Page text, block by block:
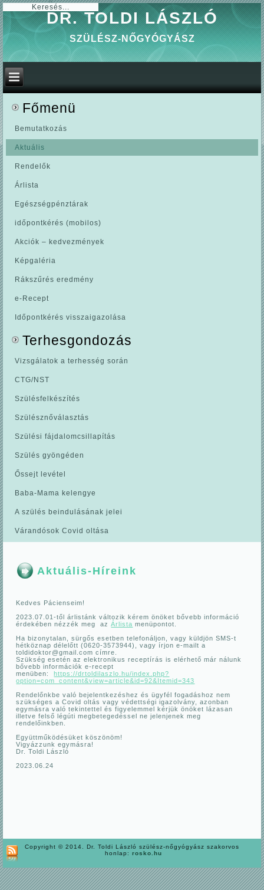
0
DR. TOLDI LÁSZLÓ
SZÜLÉSZ-NŐGYÓGYÁSZ
Főmenü
Bemutatkozás
Aktuális
Rendelők
Árlista
Egészségpénztárak
időpontkérés (mobilos)
Akciók – kedvezmények
Képgaléria
Rákszűrés eredmény
e-Recept
Időpontkérés visszaigazolása
Terhesgondozás
Vizsgálatok a terhesség során
CTG/NST
Szülésfelkészítés
Szülésznőválasztás
Szülési fájdalomcsillapítás
Szülés gyöngéden
Őssejt levétel
Baba-Mama kelengye
A szülés beindulásának jelei
Várandósok Covid oltása
Aktuális-Híreink
Kedves Pácienseim!
2023.07.01-től árlistánk változik kérem önöket bővebb információ
érdekében nézzék meg azÁrlista menüpontot.
Ha bizonytalan, sürgős esetben telefonáljon, vagy küldjön SMS-t
hétköznap délelőtt (0620-3573944), vagy írjon e-mailt a
toldidoktor@gmail.com címre.
Szükség esetén az elektronikus receptírás is elérhető már nálunk
bővebb információk e-recept
menüben: https://drtoldilaszlo.hu/index.php?
option=com_content&view=article&id=92&Itemid=343
Rendelőnkbe való bejelentkezéshez és ügyfél fogadáshoz nem
szükséges a Covid oltás vagy védettségi igazolvány, azonban
egymásra való tekintettel és figyelemmel kérjük önöket lázasan
illetve felső légúti megbetegedéssel ne jelenjenek meg
rendelőinkben.
Együttműködésüket köszönöm!
Vigyázzunk egymásra!
Dr. Toldi László
2023.06.24
Copyright © 2014. Dr. Toldi László szülész-nőgyógyász szakorvos
honlap: rosko.hu